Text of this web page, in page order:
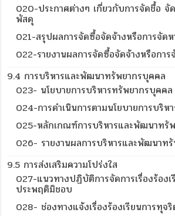
020-ประกาศต่างๆ เกี่ยวกับการจัดชื้อ จั
พัสดุ
021-สรุปผลการจัดซื้อจัดจ้างหรือการจัด
022-รายงานผลการจัดซื้อจัดจ้างหรือกา
9.4 การบริหารและพัฒนาทรัพยากรบุคคล
023- นโยบายการบริหารทรัพยากรบุคคล
024-การดำเนินการตามนโยบายการบริ
025-หลักเกณฑ์การบริหารและพัฒนาทรั
026- รายงานผลการบริหารและพัฒนาท
9.5 การส่งเสริมความโปร่งใส
027-แนวทางปฏิบัติการจัดการเรื่องร้อง
ประพฤติมิชอบ
028- ช่องทางแจ้งเรื่องร้องเรียนการทุจ